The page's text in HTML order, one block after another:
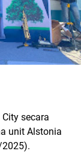
secara
unit Alstonia